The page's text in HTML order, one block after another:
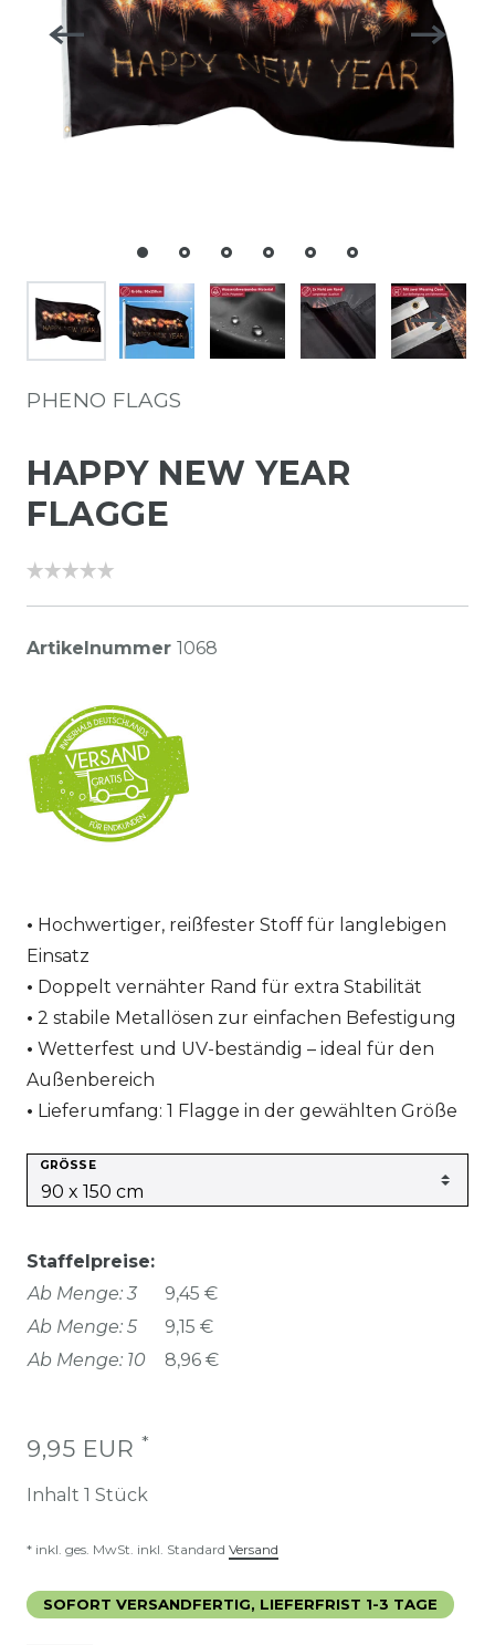
PHENO FLAGS
HAPPY NEW YEAR
FLAGGE
Artikelnummer 1068
Hochwertiger, reißfester Stoff für langlebigen
Einsatz
Doppelt vernähter Rand für extra Stabilität
2 stabile Metallösen zur einfachen Befestigung
Wetterfest und UV-beständig – ideal für den
Außenbereich
Lieferumfang: 1 Flagge in der gewählten Größe
GRÖSSE
Staffelpreise:
Ab Menge: 3
9,45 €
Ab Menge: 5
9,15 €
Ab Menge: 10
8,96 €
9,95 EUR *
Inhalt 1 Stück
* inkl. ges. MwSt. inkl. Standard Versand
SOFORT VERSANDFERTIG, LIEFERFRIST 1-3 TAGE